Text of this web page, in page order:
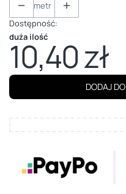
metr
Dostępność:
duża ilość
Cena
10,40 zł
DODAJ